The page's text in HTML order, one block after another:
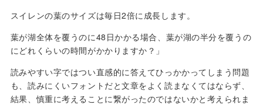
スイレンの葉のサイズは毎日2倍に成長します。
葉が湖全体を覆うのに48日かかる場合、葉が湖の半分を覆うの
にどれくらいの時間がかかりますか？」
読みやすい字ではつい直感的に答えてひっかかってしまう問題
も、読みにくいフォントだと文章をよく読まなくてはならず、
結果、慎重に考えることに繋がったのではないかと考えられま